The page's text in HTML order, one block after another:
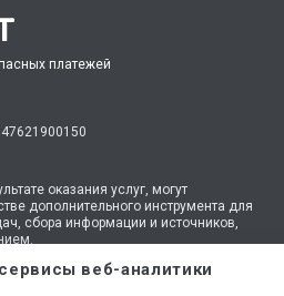
платежей
оказания услуг, могут
дополнительного инструмента для
сбора информации и источников,
услуг для студентов по количеству
в 14 городах России (от Иркутска до
веб-аналитики